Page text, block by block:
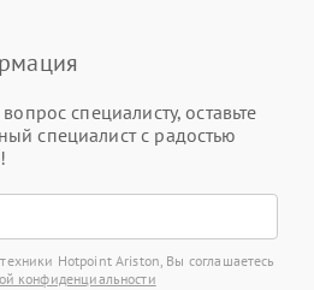
специалисту, оставьте
специалист с радостью
Hotpoint Ariston, Вы соглашаетесь
конфиденциальности